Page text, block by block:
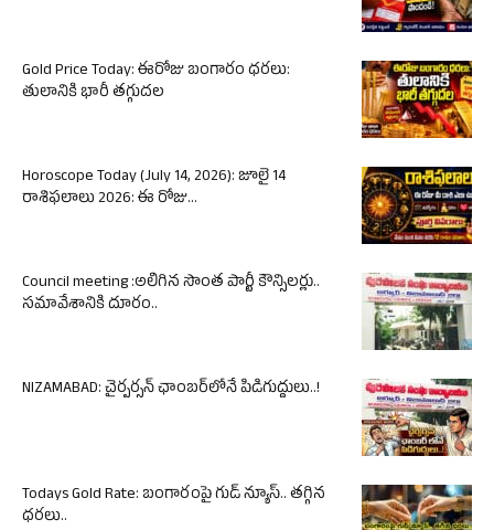
Gold Price Today: ఈరోజు బంగారం ధరలు:
తులానికి భారీ తగ్గుదల
Horoscope Today (July 14, 2026): జూలై 14
రాశిఫలాలు 2026: ఈ రోజు...
Council meeting :అలిగిన సొంత పార్టీ కౌన్సిలర్లు..
సమావేశానికి దూరం..
NIZAMABAD: చైర్పర్సన్ ఛాంబర్‌లోనే పిడిగుద్దులు..!
Todays Gold Rate: బంగారంపై గుడ్ న్యూస్.. తగ్గిన
ధరలు..